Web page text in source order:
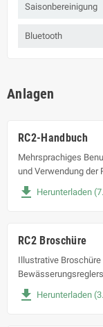
Saisonbereinigung
Bluetooth
Anlagen
RC2-Handbuch
Mehrsprachiges
und Verwendung der
file_download Herunterladen
RC2 Broschüre
Illustrative Broschüre
file_download Herunterladen